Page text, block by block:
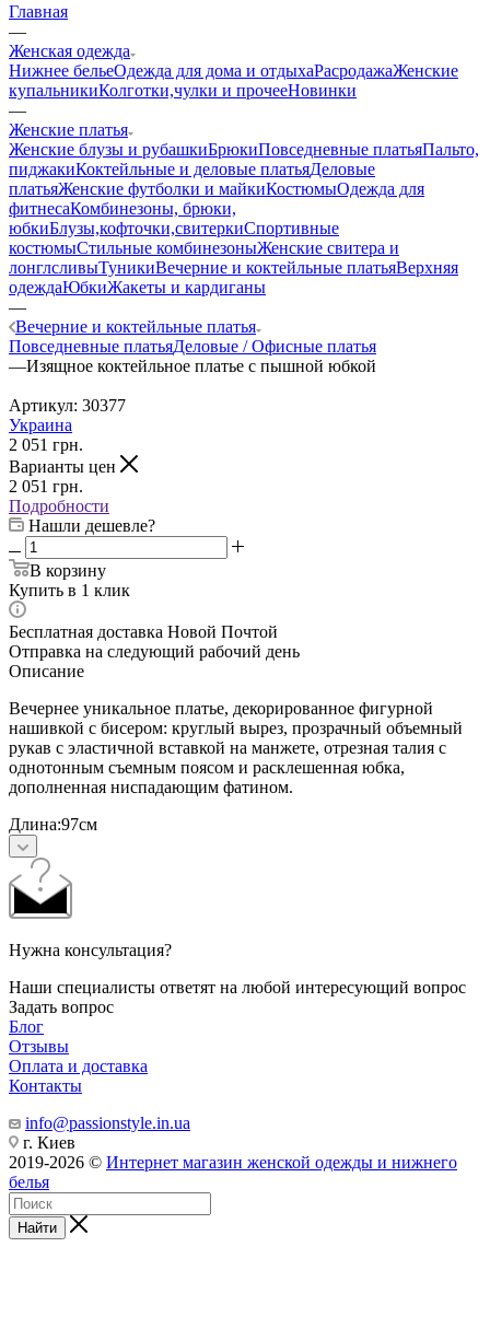
Главная
—
Женская одежда
Нижнее бельеОдежда для дома и отдыхаРасродажаЖенские
купальникиКолготки,чулки и прочееНовинки
—
Женские платья
Женские блузы и рубашкиБрюкиПовседневные платьяПальто,
пиджакиКоктейльные и деловые платьяДеловые
платьяЖенские футболки и майкиКостюмыОдежда для
фитнесаКомбинезоны, брюки,
юбкиБлузы,кофточки,свитеркиСпортивные
костюмыСтильные комбинезоныЖенские свитера и
лонглсливыТуникиВечерние и коктейльные платьяВерхняя
одеждаЮбкиЖакеты и кардиганы
—
Вечерние и коктейльные платья
Повседневные платьяДеловые / Офисные платья
—Изящное коктейльное платье с пышной юбкой
Артикул: 30377
Украина
2 051 грн.
Варианты цен
2 051 грн.
Подробности
Нашли дешевле?
В корзину
Купить в 1 клик
Бесплатная доставка Новой Почтой
Отправка на следующий рабочий день
Описание
Вечернее уникальное платье, декорированное фигурной
нашивкой с бисером: круглый вырез, прозрачный объемный
рукав с эластичной вставкой на манжете, отрезная талия с
однотонным съемным поясом и расклешенная юбка,
дополненная ниспадающим фатином.
Длина:97см
Нужна консультация?
Наши специалисты ответят на любой интересующий вопрос
Задать вопрос
Блог
Отзывы
Оплата и доставка
Контакты
info@passionstyle.in.ua
г. Киев
2019-2026 © Интернет магазин женской одежды и нижнего
белья
Найти